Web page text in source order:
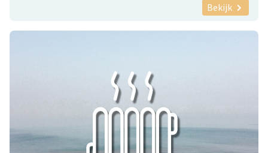
Bekijk